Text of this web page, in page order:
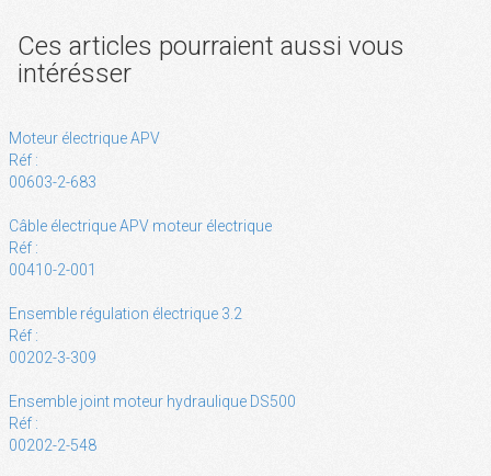
Ces articles pourraient aussi vous
intérésser
Moteur électrique APV
Réf :
00603-2-683
Câble électrique APV moteur électrique
Réf :
00410-2-001
Ensemble régulation électrique 3.2
Réf :
00202-3-309
Ensemble joint moteur hydraulique DS500
Réf :
00202-2-548